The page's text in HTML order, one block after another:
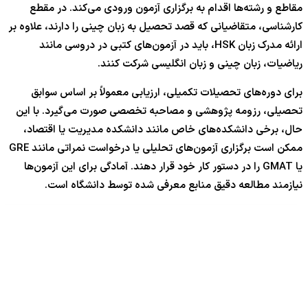
مقاطع و رشته‌ها اقدام به برگزاری آزمون ورودی می‌کند. در مقطع
کارشناسی، متقاضیانی که قصد تحصیل به زبان چینی را دارند، علاوه بر
ارائه مدرک زبان HSK، باید در آزمون‌های کتبی در دروسی مانند
ریاضیات، زبان چینی و زبان انگلیسی شرکت کنند.
برای دوره‌های تحصیلات تکمیلی، ارزیابی معمولاً بر اساس سوابق
تحصیلی، رزومه پژوهشی و مصاحبه تخصصی صورت می‌گیرد. با این
حال، برخی دانشکده‌های خاص مانند دانشکده مدیریت یا اقتصاد،
ممکن است برگزاری آزمون‌های تحلیلی یا درخواست نمراتی مانند GRE
یا GMAT را در دستور کار خود قرار دهند. آمادگی برای این آزمون‌ها
نیازمند مطالعه دقیق منابع معرفی شده توسط دانشگاه است.